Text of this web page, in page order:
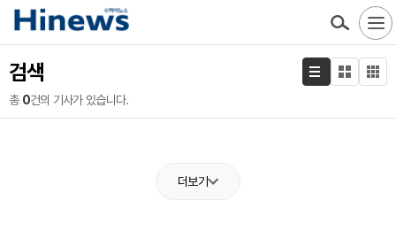
검색
총 0건의 기사가 있습니다.
더보기